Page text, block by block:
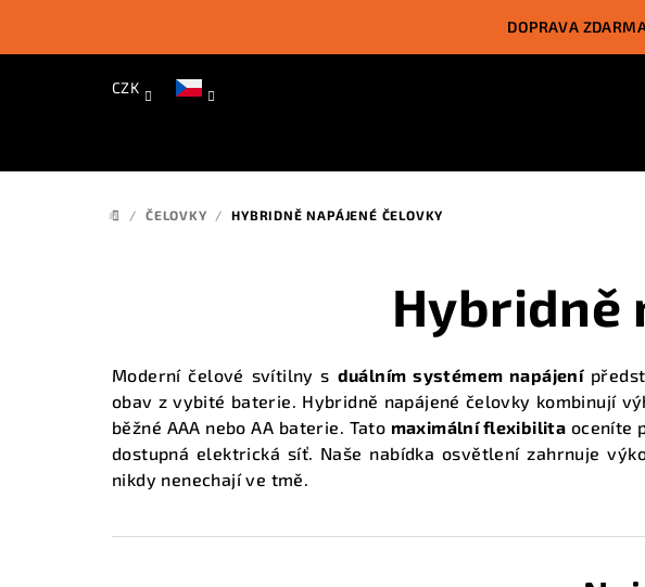
DOPRAVA
CZK
DOMŮ
/ ČELOVKY / HYBRIDNĚ NAPÁJENÉ ČELOVKY
Hybridně
Moderní čelové svítilny s duálním systémem napájení
obav z vybité baterie. Hybridně napájené čelovky kombinují
běžné AAA nebo AA baterie. Tato maximální flexibilita oceníte
dostupná elektrická síť. Naše nabídka osvětlenízahrnuje
nikdy nenechají ve tmě.